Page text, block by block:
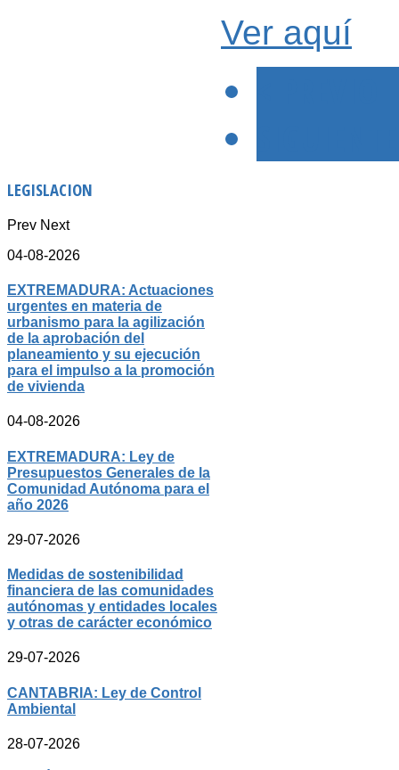
Ver aquí
LEGISLACION
Prev Next
04-08-2026
EXTREMADURA: Actuaciones
urgentes en materia de
urbanismo para la agilización
de la aprobación del
planeamiento y su ejecución
para el impulso a la promoción
de vivienda
04-08-2026
EXTREMADURA: Ley de
Presupuestos Generales de la
Comunidad Autónoma para el
año 2026
29-07-2026
Medidas de sostenibilidad
financiera de las comunidades
autónomas y entidades locales
y otras de carácter económico
29-07-2026
CANTABRIA: Ley de Control
Ambiental
28-07-2026